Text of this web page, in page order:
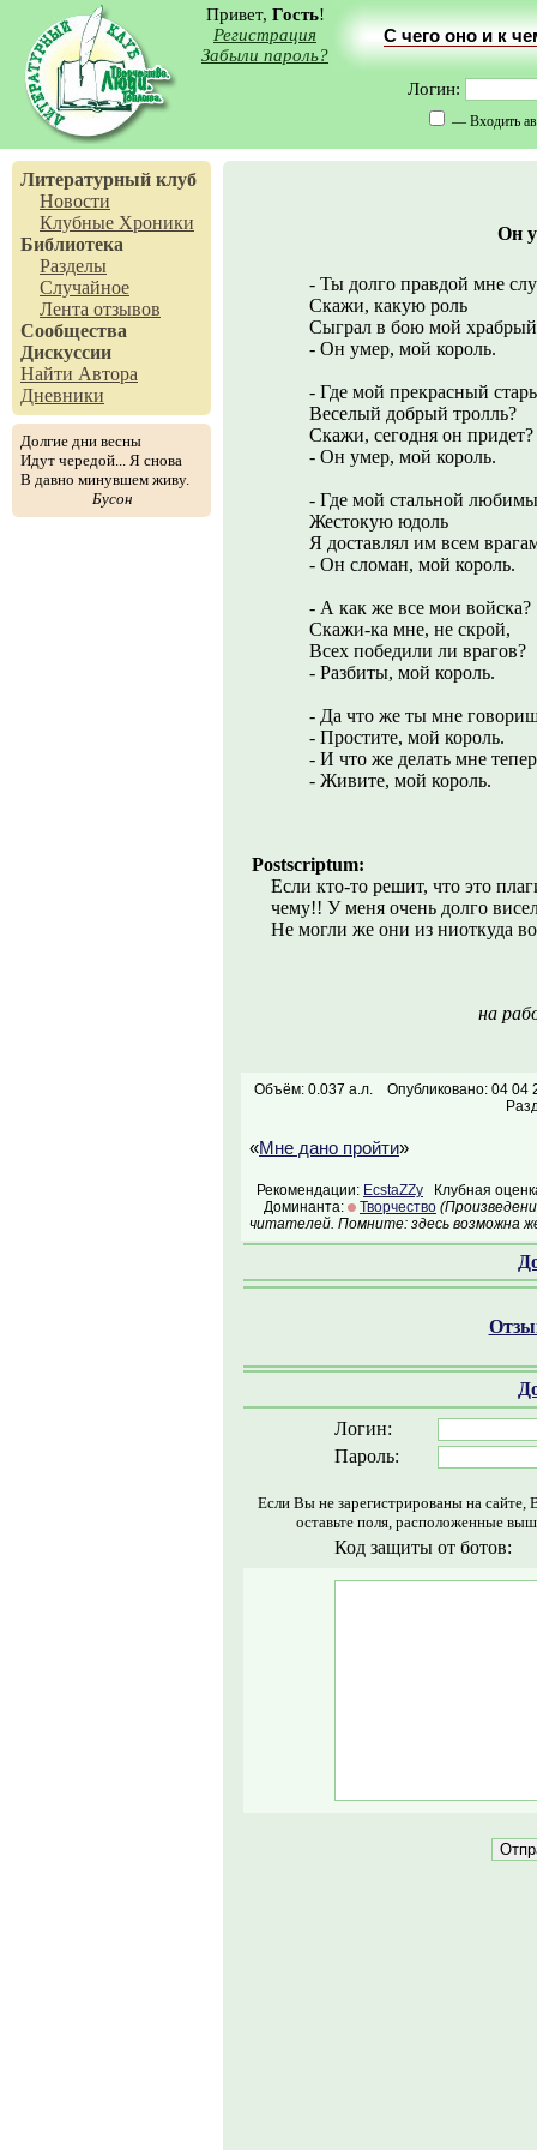
Привет, Гость!
Регистрация
Забыли пароль?
С чего оно и к
Логин:
— Входить
Литературный клуб
Новости
Клубные Хроники
Библиотека
Разделы
Случайное
Лента отзывов
Сообщества
Дискуссии
Найти Автора
Дневники
Долгие дни весны
Идут чередой... Я снова
В давно минувшем живу.
Бусон
Он
- Ты долго правдой мне
Скажи, какую роль
Сыграл в бою мой
- Он умер, мой король.
- Где мой прекрасный
Веселый добрый тролль?
Скажи, сегодня он придет?
- Он умер, мой король.
- Где мой стальной
Жестокую юдоль
Я доставлял им всем
- Он сломан, мой король.
- А как же все мои войска?
Скажи-ка мне, не скрой,
Всех победили ли врагов?
- Разбиты, мой король.
- Да что же ты мне
- Простите, мой король.
- И что же делать мне
- Живите, мой король.
Postscriptum:
Если кто-то решит, что это
чему!! У меня очень долго
Не могли же они из ниоткуда
на
Объём: 0.037 а.л.
Опубликовано: 04 04
«Мне дано пройти»
Рекомендации: EcstaZZy Клубная
Доминанта:
Творчество
читателей. Помните: здесь возможна
Логин:
Пароль:
Если Вы не зарегистрированы на
оставьте поля, расположенные
Код защиты от ботов: